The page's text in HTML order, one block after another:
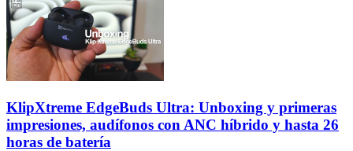
KlipXtreme EdgeBuds Ultra: Unboxing y primeras
impresiones, audífonos con ANC híbrido y hasta 26
horas de batería